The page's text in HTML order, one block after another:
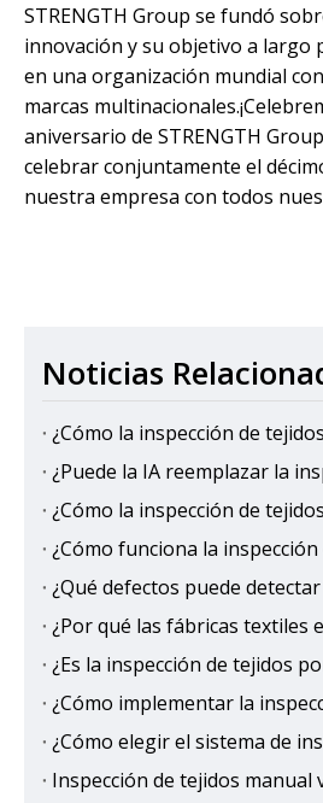
STRENGTH Group se fundó
innovación y su objetivo a largo
en una organización mundial
marcas
aniversario de STRENGTH
celebrar conjuntamente el
nuestra empresa con todos
Noticias
¿Cómo funciona la